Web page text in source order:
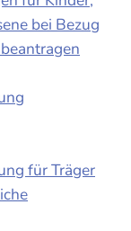
bei Bezug
für Träger